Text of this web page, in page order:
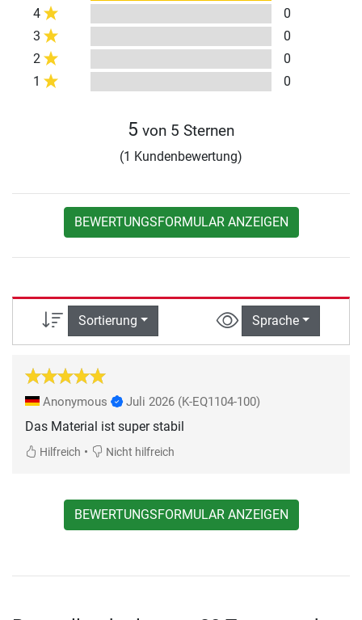
4
0
3
0
2
0
1
0
5 von 5 Sternen
(1 Kundenbewertung)
BEWERTUNGSFORMULAR ANZEIGEN
Sortierung Sprache
Anonymous Juli 2026 (K-EQ1104-100)
Das Material ist super stabil
Hilfreich • Nicht hilfreich
BEWERTUNGSFORMULAR ANZEIGEN